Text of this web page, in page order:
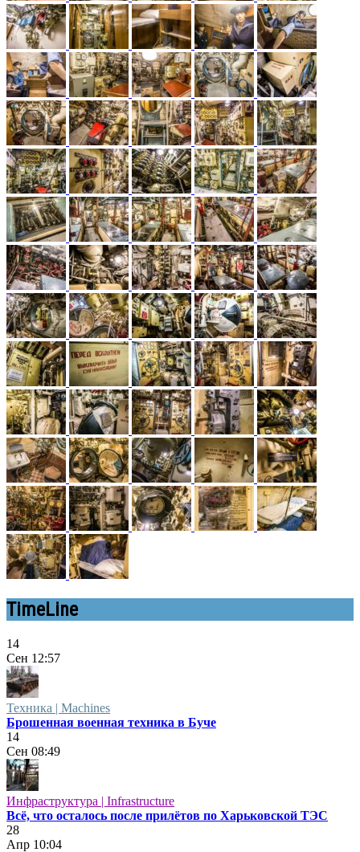
TimeLine
14
Сен 12:57
Техника | Machines
Брошенная военная техника в Буче
14
Сен 08:49
Инфраструктура | Infrastructure
Всё, что осталось после прилётов по Харьковской ТЭС
28
Апр 10:04